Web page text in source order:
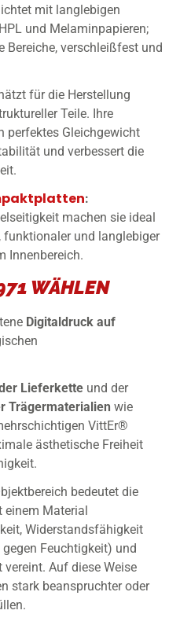
mit langlebigen
und Melaminpapieren;
Bereiche, verschleißfest und
für die Herstellung
Teile. Ihre
perfektes Gleichgewicht
und verbessert die
:
machen sie ideal
funktionaler und langlebiger
Innenbereich.
WÄHLEN
Digitaldruck auf
Lieferkette und der
Trägermaterialien wie
VittEr®
ästhetische Freiheit
bedeutet die
Material
Widerstandsfähigkeit
Feuchtigkeit) und
Auf diese Weise
stark beanspruchter oder